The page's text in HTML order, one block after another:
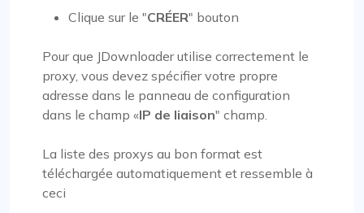
Clique sur le "CRÉER" bouton
Pour que JDownloader utilise correctement le
proxy, vous devez spécifier votre propre
adresse dans le panneau de configuration
dans le champ «IP de liaison" champ.
La liste des proxys au bon format est
téléchargée automatiquement et ressemble à
ceci